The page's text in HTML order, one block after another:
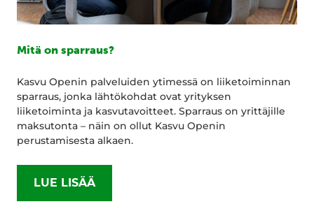
Mitä on sparraus?
Kasvu Openin palveluiden ytimessä on liiketoiminnan
sparraus, jonka lähtökohdat ovat yrityksen
liiketoiminta ja kasvutavoitteet. Sparraus on yrittäjille
maksutonta – näin on ollut Kasvu Openin
perustamisesta alkaen.
LUE LISÄÄ